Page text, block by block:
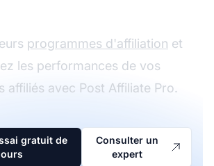
programmes d'affiliation et
les performances de vos
affiliés avec Post Affiliate Pro.
gratuit de
Consulter un
expert